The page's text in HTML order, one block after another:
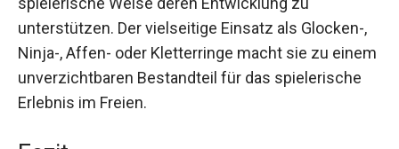
spielerische Weise deren Entwicklung zu
unterstützen. Der vielseitige Einsatz als Glocken-,
Ninja-, Affen- oder Kletterringe macht sie zu
einem unverzichtbaren Bestandteil für das
spielerische Erlebnis im Freien.